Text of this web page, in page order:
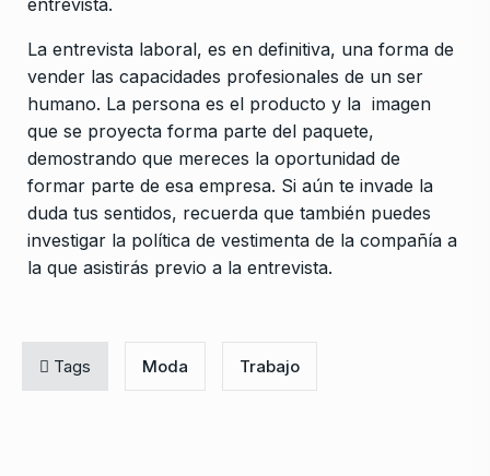
entrevista.
La entrevista laboral, es en definitiva, una forma de
vender las capacidades profesionales de un ser
humano. La persona es el producto y la imagen
que se proyecta forma parte del paquete,
demostrando que mereces la oportunidad de
formar parte de esa empresa. Si aún te invade la
duda tus sentidos, recuerda que también puedes
investigar la política de vestimenta de la compañía a
la que asistirás previo a la entrevista.
Tags Moda Trabajo